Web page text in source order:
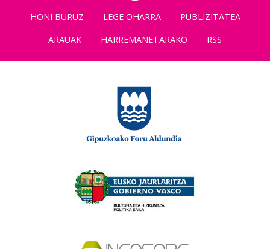
HONI BURUZ LEGE OHARRA
PUBLIZITATEA
ARAUAK
HARREMANETARAKO RSS